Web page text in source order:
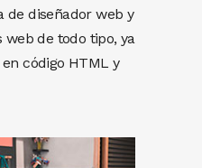
de diseñador web y
de todo tipo, ya
código HTML y